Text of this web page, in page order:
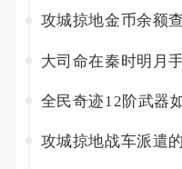
全民奇迹12阶武器